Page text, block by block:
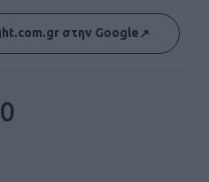
στην Google↗